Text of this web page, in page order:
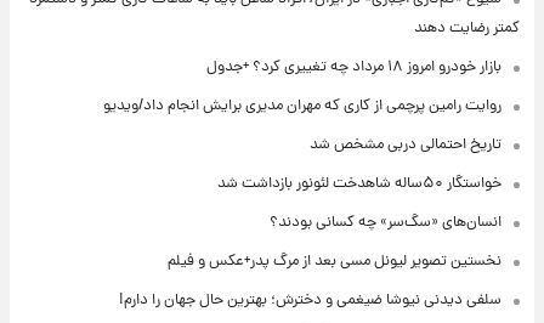
کمتر رضایت دهند
بازار خودرو امروز ۱۸ مرداد چه تغییری کرد؟ +جدول
روایت رامین پرچمی از کاری که مهران مدیری برایش انجام داد/ویدیو
تاریخ احتمالی دربی مشخص شد
خواستگار ۵۰ساله شاهدخت لئونور بازداشت شد
انسان‌های «سگ‌سر» چه کسانی بودند؟
نخستین تصویر لیونل مسی بعد از مرگ پدر+عکس و فیلم
سلفی دیدنی نیوشا ضیغمی و دخترش؛ بهترین حال جهان را دارم!